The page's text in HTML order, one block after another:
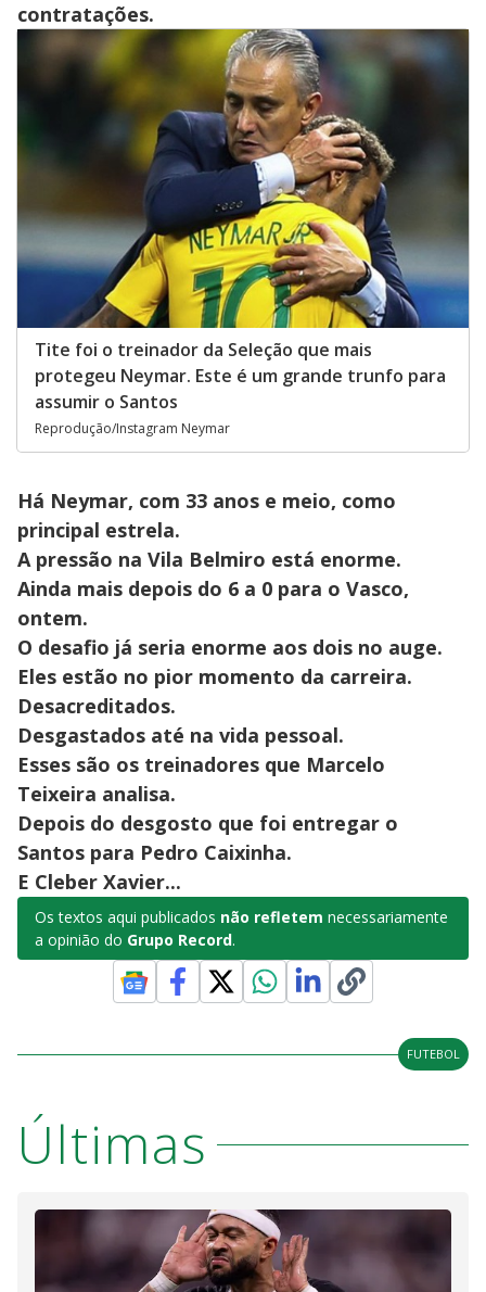
contratações.
Tite foi o treinador da Seleção que mais
protegeu Neymar. Este é um grande trunfo para
assumir o Santos
Reprodução/Instagram Neymar
Há Neymar, com 33 anos e meio, como
principal estrela.
A pressão na Vila Belmiro está enorme.
Ainda mais depois do 6 a 0 para o Vasco,
ontem.
O desafio já seria enorme aos dois no auge.
Eles estão no pior momento da carreira.
Desacreditados.
Desgastados até na vida pessoal.
Esses são os treinadores que Marcelo
Teixeira analisa.
Depois do desgosto que foi entregar o
Santos para Pedro Caixinha.
E Cleber Xavier...
Os textos aqui publicados não refletem necessariamente
a opinião do Grupo Record.
FUTEBOL
Últimas